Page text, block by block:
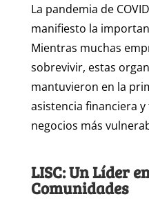
La pandemia de
manifiesto la
Mientras muchas
sobrevivir, estas
mantuvieron en la
asistencia financiera
negocios más
LISC: Un Líder
Comunidades